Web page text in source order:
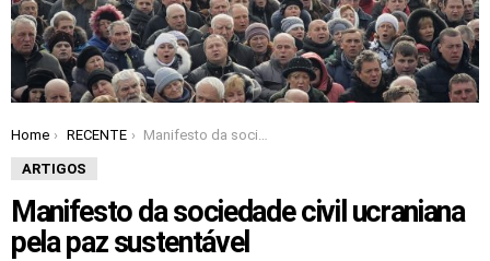
You are here:
Home RECENTE Manifesto da sociedade civil ucraniana pela paz sustentável
ARTIGOS
Manifesto da sociedade civil ucraniana
pela paz sustentável